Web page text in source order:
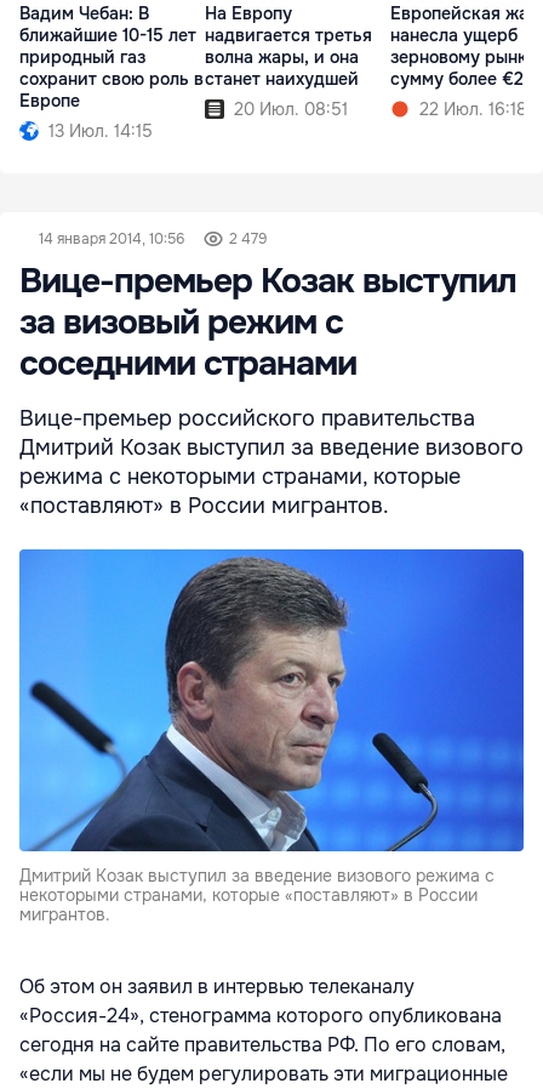
Вадим Чебан: В
ближайшие 10-15 лет
природный газ
сохранит свою роль в
Европе
13 Июл. 14:15
На Европу
надвигается третья
волна жары, и она
станет наихудшей
20 Июл. 08:51
Европейская
нанесла ущерб
зерновому рынку
сумму более €2
22 Июл. 16:18
14 января 2014, 10:56 2 479
Вице-премьер Козак выступил
за визовый режим с
соседними странами
Вице-премьер российского правительства
Дмитрий Козак выступил за введение визового
режима с некоторыми странами, которые
«поставляют» в России мигрантов.
Дмитрий Козак выступил за введение визового режима с
некоторыми странами, которые «поставляют» в России
мигрантов.
Об этом он заявил в интервью телеканалу
«Россия-24», стенограмма которого опубликована
сегодня на сайте правительства РФ. По его словам,
«если мы не будем регулировать эти миграционные